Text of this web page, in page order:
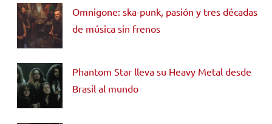
Omnigone: ska-punk, pasión y tres décadas
de música sin frenos
Phantom Star lleva su Heavy Metal desde
Brasil al mundo